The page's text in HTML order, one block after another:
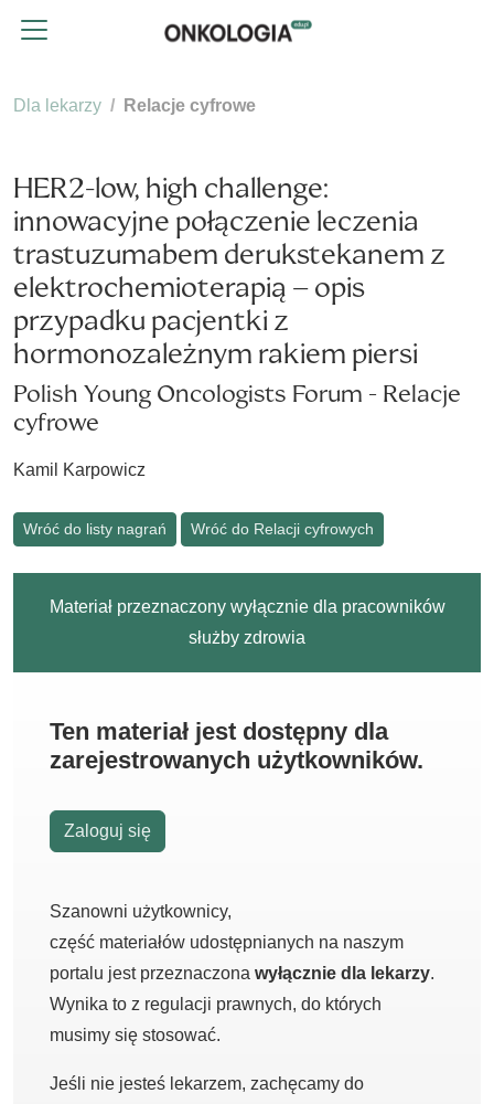
Dla lekarzy Relacje cyfrowe
HER2-low, high challenge:
innowacyjne połączenie leczenia
trastuzumabem derukstekanem z
elektrochemioterapią – opis
przypadku pacjentki z
hormonozależnym rakiem piersi
Polish Young Oncologists Forum - Relacje
cyfrowe
Kamil Karpowicz
Wróć do listy nagrań Wróć do Relacji cyfrowych
Materiał przeznaczony wyłącznie dla pracowników
służby zdrowia
Ten materiał jest dostępny dla
zarejestrowanych użytkowników.
Zaloguj się
Szanowni użytkownicy,
część materiałów udostępnianych na naszym
portalu jest przeznaczona wyłącznie dla lekarzy.
Wynika to z regulacji prawnych, do których
musimy się stosować.
Jeśli nie jesteś lekarzem, zachęcamy do